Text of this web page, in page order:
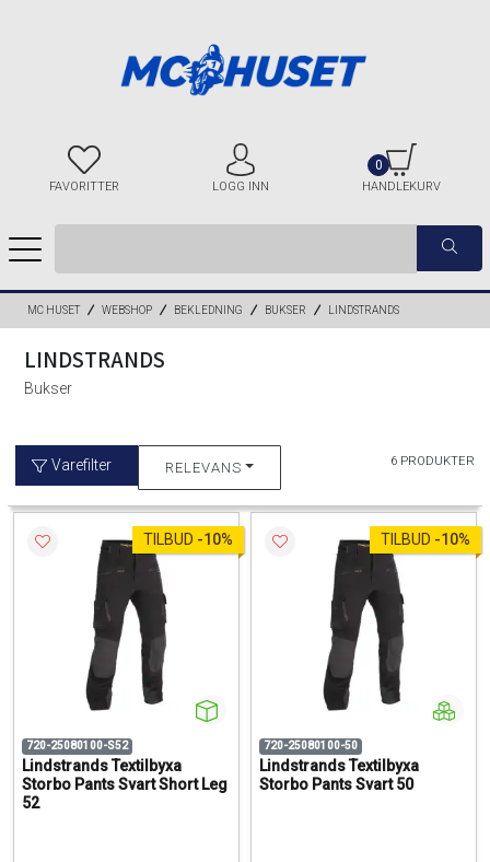
FAVORITTER LOGG INN HANDLEKURV
0
MC HUSET WEBSHOP BEKLEDNING BUKSER LINDSTRANDS
LINDSTRANDS
Bukser
Varefilter RELEVANS 6 PRODUKTER
TILBUD -10%
720-25080100-S52
Lindstrands Textilbyxa
Storbo Pants Svart Short Leg
52
TILBUD -10%
720-25080100-50
Lindstrands Textilbyxa
Storbo Pants Svart 50